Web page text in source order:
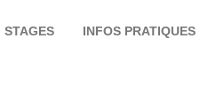
STAGES INFOS PRATIQUES